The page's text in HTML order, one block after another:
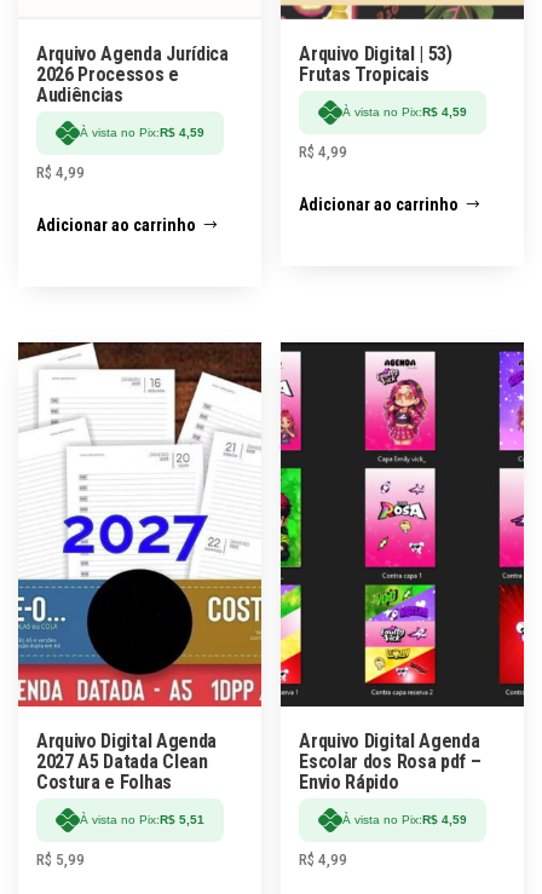
Arquivo Agenda Jurídica
2026 Processos e
Audiências
À vista no Pix:R$ 4,59
R$ 4,99
Adicionar ao carrinho
Arquivo Digital | 53)
Frutas Tropicais
À vista no Pix:R$ 4,59
R$ 4,99
Adicionar ao carrinho
Arquivo Digital Agenda
2027 A5 Datada Clean
Costura e Folhas
À vista no Pix:R$ 5,51
R$ 5,99
Arquivo Digital Agenda
Escolar dos Rosa pdf –
Envio Rápido
À vista no Pix:R$ 4,59
R$ 4,99